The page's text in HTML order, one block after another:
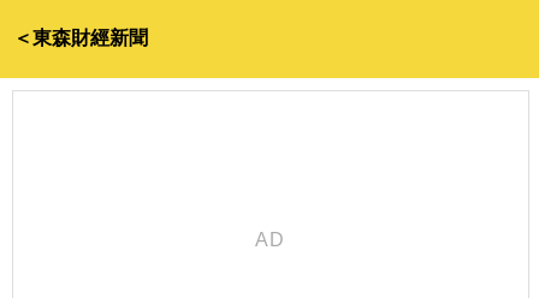
＜東森財經新聞